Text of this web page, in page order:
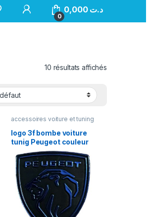
0
د.ت 0,000
10 résultats affichés
accessoires voiture et tuning
logo 3f bombe voiture
tunig Peugeot couleur